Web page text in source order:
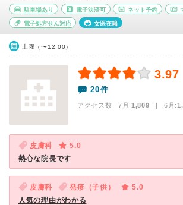
駐車場あり 電子決済可 ネット予約
電子処方せん対応 女医在籍
土曜（〜12:00）
3.97
20件
アクセス数 7月:1,809 | 6月:
皮膚科
5.0
熱心な院長です
皮膚科 発疹（子供）
5.0
人気の理由がわかる